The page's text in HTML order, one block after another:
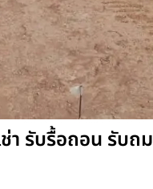
ช่า รับรื้อถอน รั